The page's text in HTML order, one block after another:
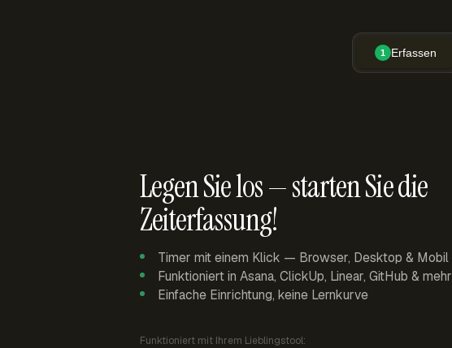
1 Erfassen
Legen Sie los — starten Sie die
Zeiterfassung!
Timer mit einem Klick — Browser, Desktop & Mobil
Funktioniert in Asana, ClickUp, Linear, GitHub & mehr
Einfache Einrichtung, keine Lernkurve
Funktioniert mit Ihrem Lieblingstool: